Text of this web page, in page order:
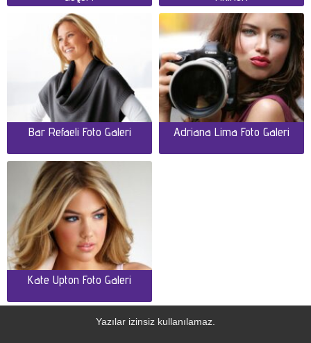
Bar Refaeli Foto Galeri Adriana Lima Foto Galeri
Kate Upton Foto Galeri
Yazılar izinsiz kullanılamaz.